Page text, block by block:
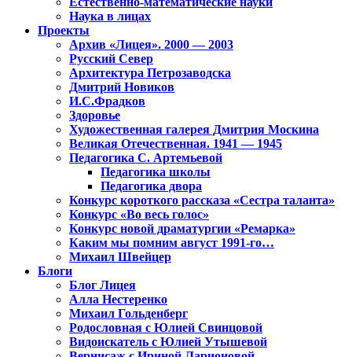
Наука в лицах
Проекты
Архив «Лицея». 2000 — 2003
Русский Север
Архитектура Петрозаводска
Дмитрий Новиков
И.С.Фрадков
Здоровье
Художественная галерея Дмитрия Москина
Великая Отечественная. 1941 — 1945
Педагогика С. Артемьевой
Педагогика школы
Педагогика двора
Конкурс короткого рассказа «Сестра таланта»
Конкурс «Во весь голос»
Конкурс новой драматургии «Ремарка»
Каким мы помним август 1991-го…
Михаил Швейцер
Блоги
Блог Лицея
Алла Нестеренко
Михаил Гольденберг
Родословная с Юлией Свинцовой
Видоискатель с Юлией Утышевой